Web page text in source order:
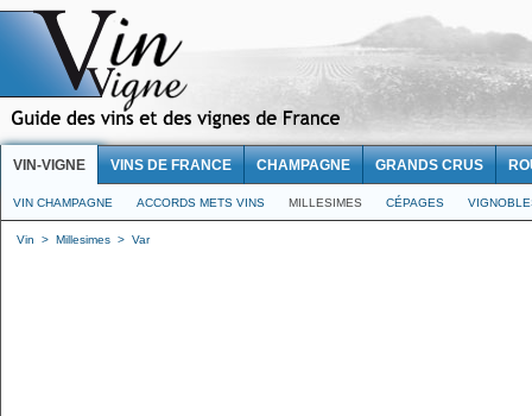
VIN-VIGNE VINS DE FRANCE CHAMPAGNE GRANDS CRUS
VIN CHAMPAGNE ACCORDS METS VINS MILLESIMES CÉPAGES
Vin > Millesimes > Var